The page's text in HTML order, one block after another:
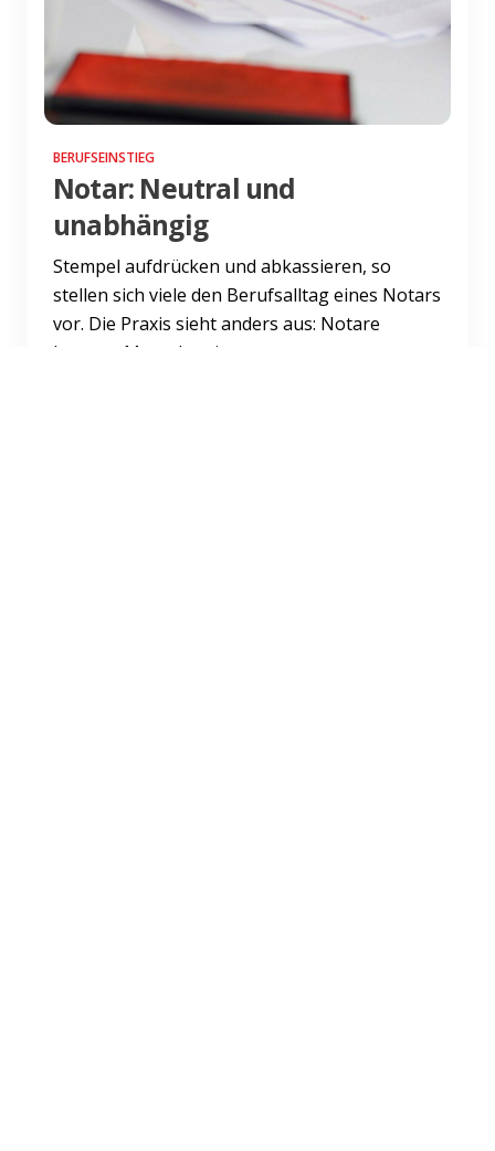
BERUFSEINSTIEG
Notar: Neutral und
unabhängig
Stempel aufdrücken und abkassieren, so
stellen sich viele den Berufsalltag eines Notars
vor. Die Praxis sieht anders aus: Notare
beraten Menschen in v...